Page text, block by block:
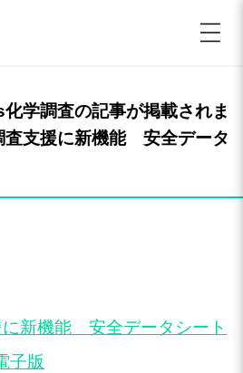
学調査の記事が掲載されま
査支援に新機能 安全データ
新機能 安全データシート
子版